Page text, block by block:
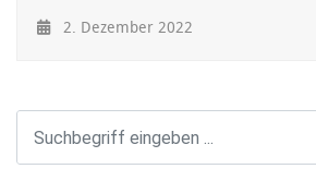
2. Dezember 2022